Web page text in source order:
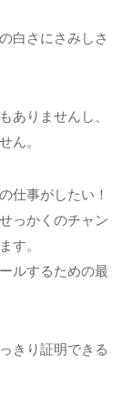
白さにさみしさ
ありませんし、
ん。
仕事がしたい！
っかくのチャン
す。
ルするための最
きり証明できる